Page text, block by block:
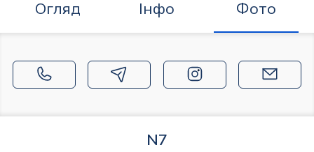
Огляд Інфо Фото
N7